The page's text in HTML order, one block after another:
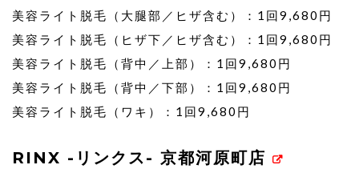
美容ライト脱毛（大腿部／ヒザ含む）：1回9,680円
美容ライト脱毛（ヒザ下／ヒザ含む）：1回9,680円
美容ライト脱毛（背中／上部）：1回9,680円
美容ライト脱毛（背中／下部）：1回9,680円
美容ライト脱毛（ワキ）：1回9,680円
RINX -リンクス- 京都河原町店